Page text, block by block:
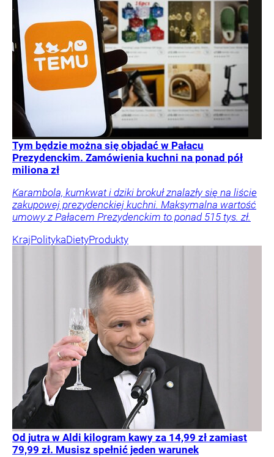
Tym będzie można się objadać w Pałacu
Prezydenckim. Zamówienia kuchni na ponad pół
miliona zł
Karambola, kumkwat i dziki brokuł znalazły się na liście
zakupowej prezydenckiej kuchni. Maksymalna wartość
umowy z Pałacem Prezydenckim to ponad 515 tys. zł.
KrajPolitykaDietyProdukty
Od jutra w Aldi kilogram kawy za 14,99 zł zamiast
79,99 zł. Musisz spełnić jeden warunek